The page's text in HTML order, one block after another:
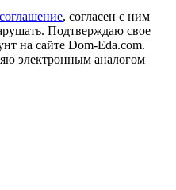
, согласен с ним
Подтверждаю свое
на сайте Dom-Eda.com.
электронным аналогом